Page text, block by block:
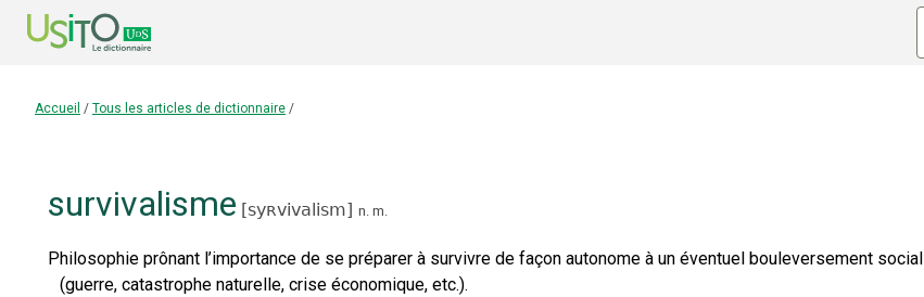
Accueil / Tous les articles de dictionnaire /
survivalisme [syʀvivalism] n. m.
Philosophie prônant l’importance de se préparer à survivre de façon autonome à un éventuel bouleversement social
(guerre, catastrophe naturelle, crise économique, etc.).